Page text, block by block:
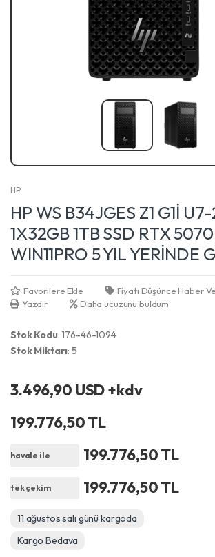
HP
HP WS B34JGES Z1 G1İ
1X32GB 1TB SSD RTX
WIN11PRO 5 YIL YERİNDE
Favorilere Ekle
Fiyatı Düşünce Haber
Yazdır
Daha ucuzunu buldum
Stok Kodu: 176-46-1094
Stok Miktarı: 5
3.496,90 USD +kdv
199.776,50 TL
havale ile 199.776,50 TL
tek çekim 199.776,50 TL
11 ağustos salı günü kargoda
Kargo Bedava